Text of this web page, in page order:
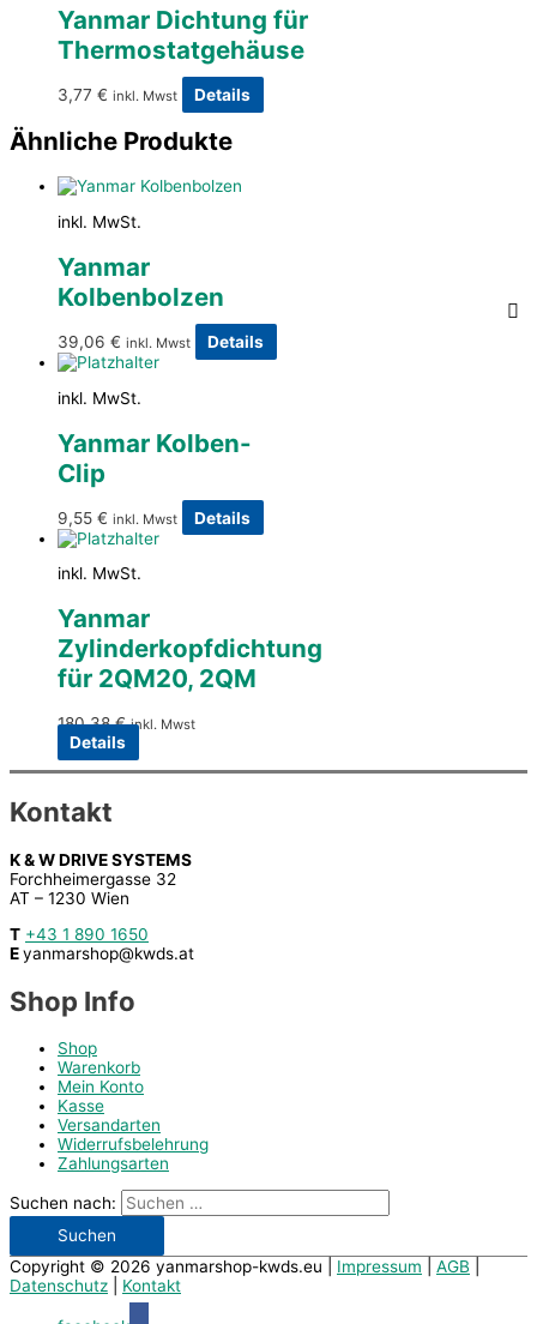
Yanmar Dichtung für
Thermostatgehäuse
3,77 € inkl. Mwst Details
Ähnliche Produkte
inkl. MwSt.
Yanmar
Kolbenbolzen
39,06 € inkl. Mwst Details
inkl. MwSt.
Yanmar Kolben-
Clip
9,55 € inkl. Mwst Details
inkl. MwSt.
Yanmar
Zylinderkopfdichtung
für 2QM20, 2QM
180,38€ inkl. Mwst
Details
Kontakt
K & W DRIVE SYSTEMS
Forchheimergasse 32
AT – 1230 Wien
T +43 1 890 1650
Eyanmarshop@kwds.at
Shop Info
Shop
Warenkorb
Mein Konto
Kasse
Versandarten
Widerrufsbelehrung
Zahlungsarten
Suchen nach:
Copyright © 2026 yanmarshop-kwds.eu Impressum AGB
Datenschutz
Kontakt